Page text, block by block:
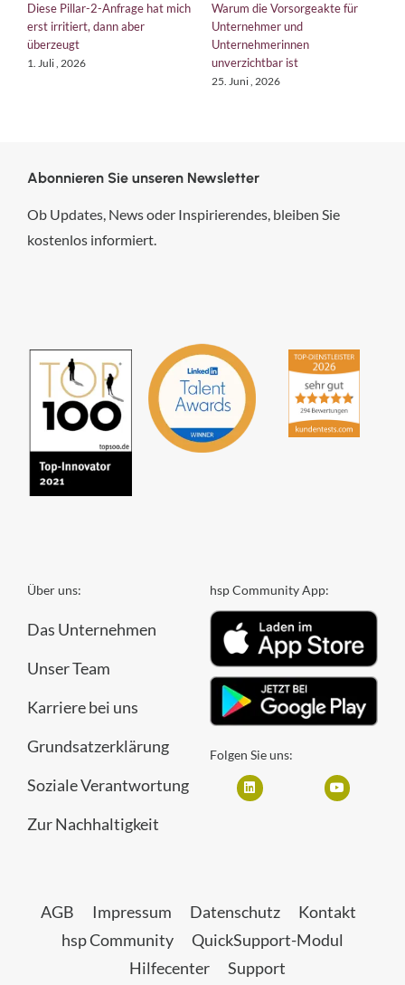
Diese Pillar-2-Anfrage hat mich
erst irritiert, dann aber
überzeugt
1. Juli , 2026
Warum die Vorsorgeakte für
Unternehmer und
Unternehmerinnen
unverzichtbar ist
25. Juni , 2026
Abonnieren Sie unseren Newsletter
Ob Updates, News oder Inspirierendes, bleiben Sie
kostenlos informiert.
Über uns:
Das Unternehmen
Unser Team
Karriere bei uns
Grundsatzerklärung
Soziale Verantwortung
Zur Nachhaltigkeit
hsp Community App:
Folgen Sie uns:
AGB Impressum Datenschutz
Kontakt
hsp Community
QuickSupport-Modul
Hilfecenter
Support